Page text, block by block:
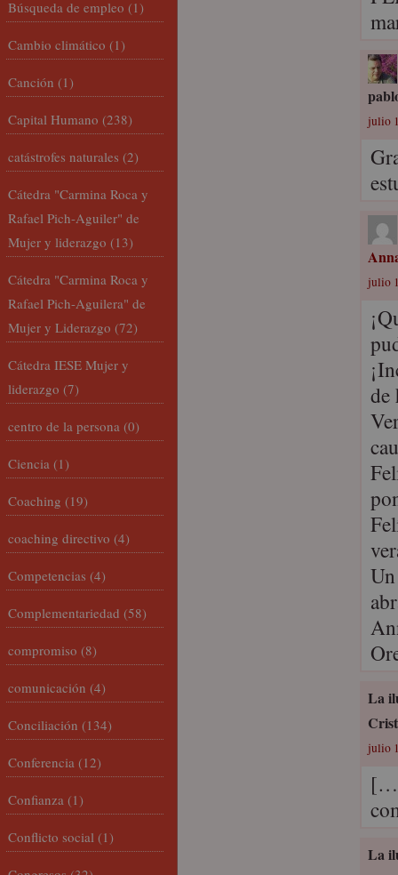
julio
julio
de
Un
La
julio
La
Búsqueda de empleo (1)
Cambio climático (1)
Canción (1)
Capital Humano (238)
catástrofes naturales (2)
Cátedra "Carmina Roca y
Rafael Pich-Aguiler" de
Mujer y liderazgo (13)
Cátedra "Carmina Roca y
Rafael Pich-Aguilera" de
Mujer y Liderazgo (72)
Cátedra IESE Mujer y
liderazgo (7)
centro de la persona (0)
Ciencia (1)
Coaching (19)
coaching directivo (4)
Competencias (4)
Complementariedad (58)
compromiso (8)
comunicación (4)
Conciliación (134)
Conferencia (12)
Confianza (1)
Conflicto social (1)